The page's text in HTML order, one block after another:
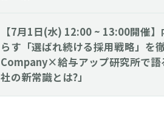
【7月1日(水) 12:00 ~ 13:00開催
らす「選ばれ続ける採用戦略」を
Company×給与アップ研究所で語
社の新常識とは?」